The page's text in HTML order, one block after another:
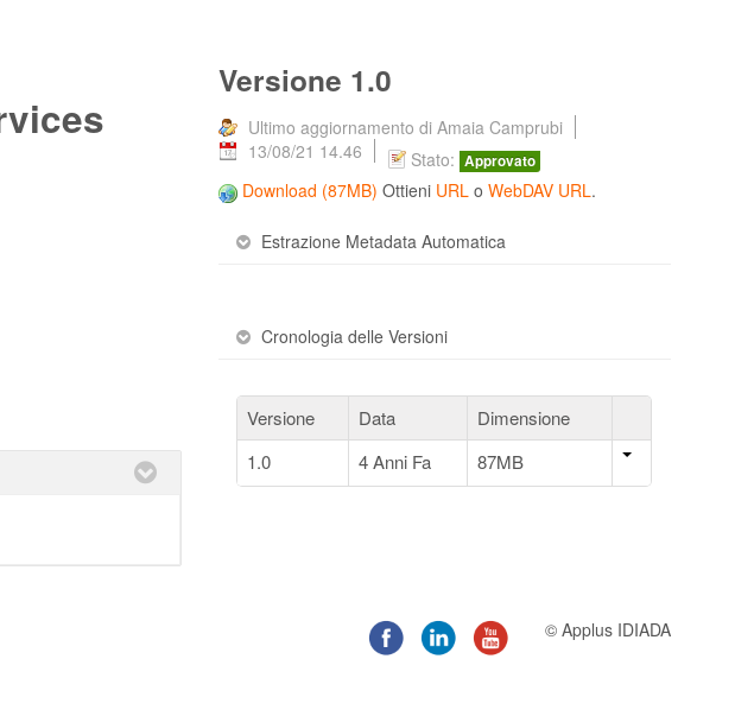
Versione 1.0
Ultimo aggiornamento di Amaia Camprubi
13/08/21 14.46
Stato: Approvato
Download (87MB) Ottieni URL oWebDAV URL.
Estrazione Metadata Automatica
Cronologia delle Versioni
Versione Data
Dimensione
1.0
4 Anni Fa 87MB
© Applus IDIADA